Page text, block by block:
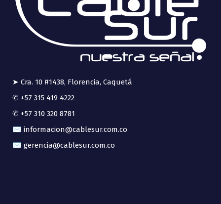
➤ Cra. 10 #1438, Florencia, Caquetá
✆ +57 315 419 4222
✆ +57 310 320 8781
✉ informacion@cablesur.com.co
✉ gerencia@cablesur.com.co